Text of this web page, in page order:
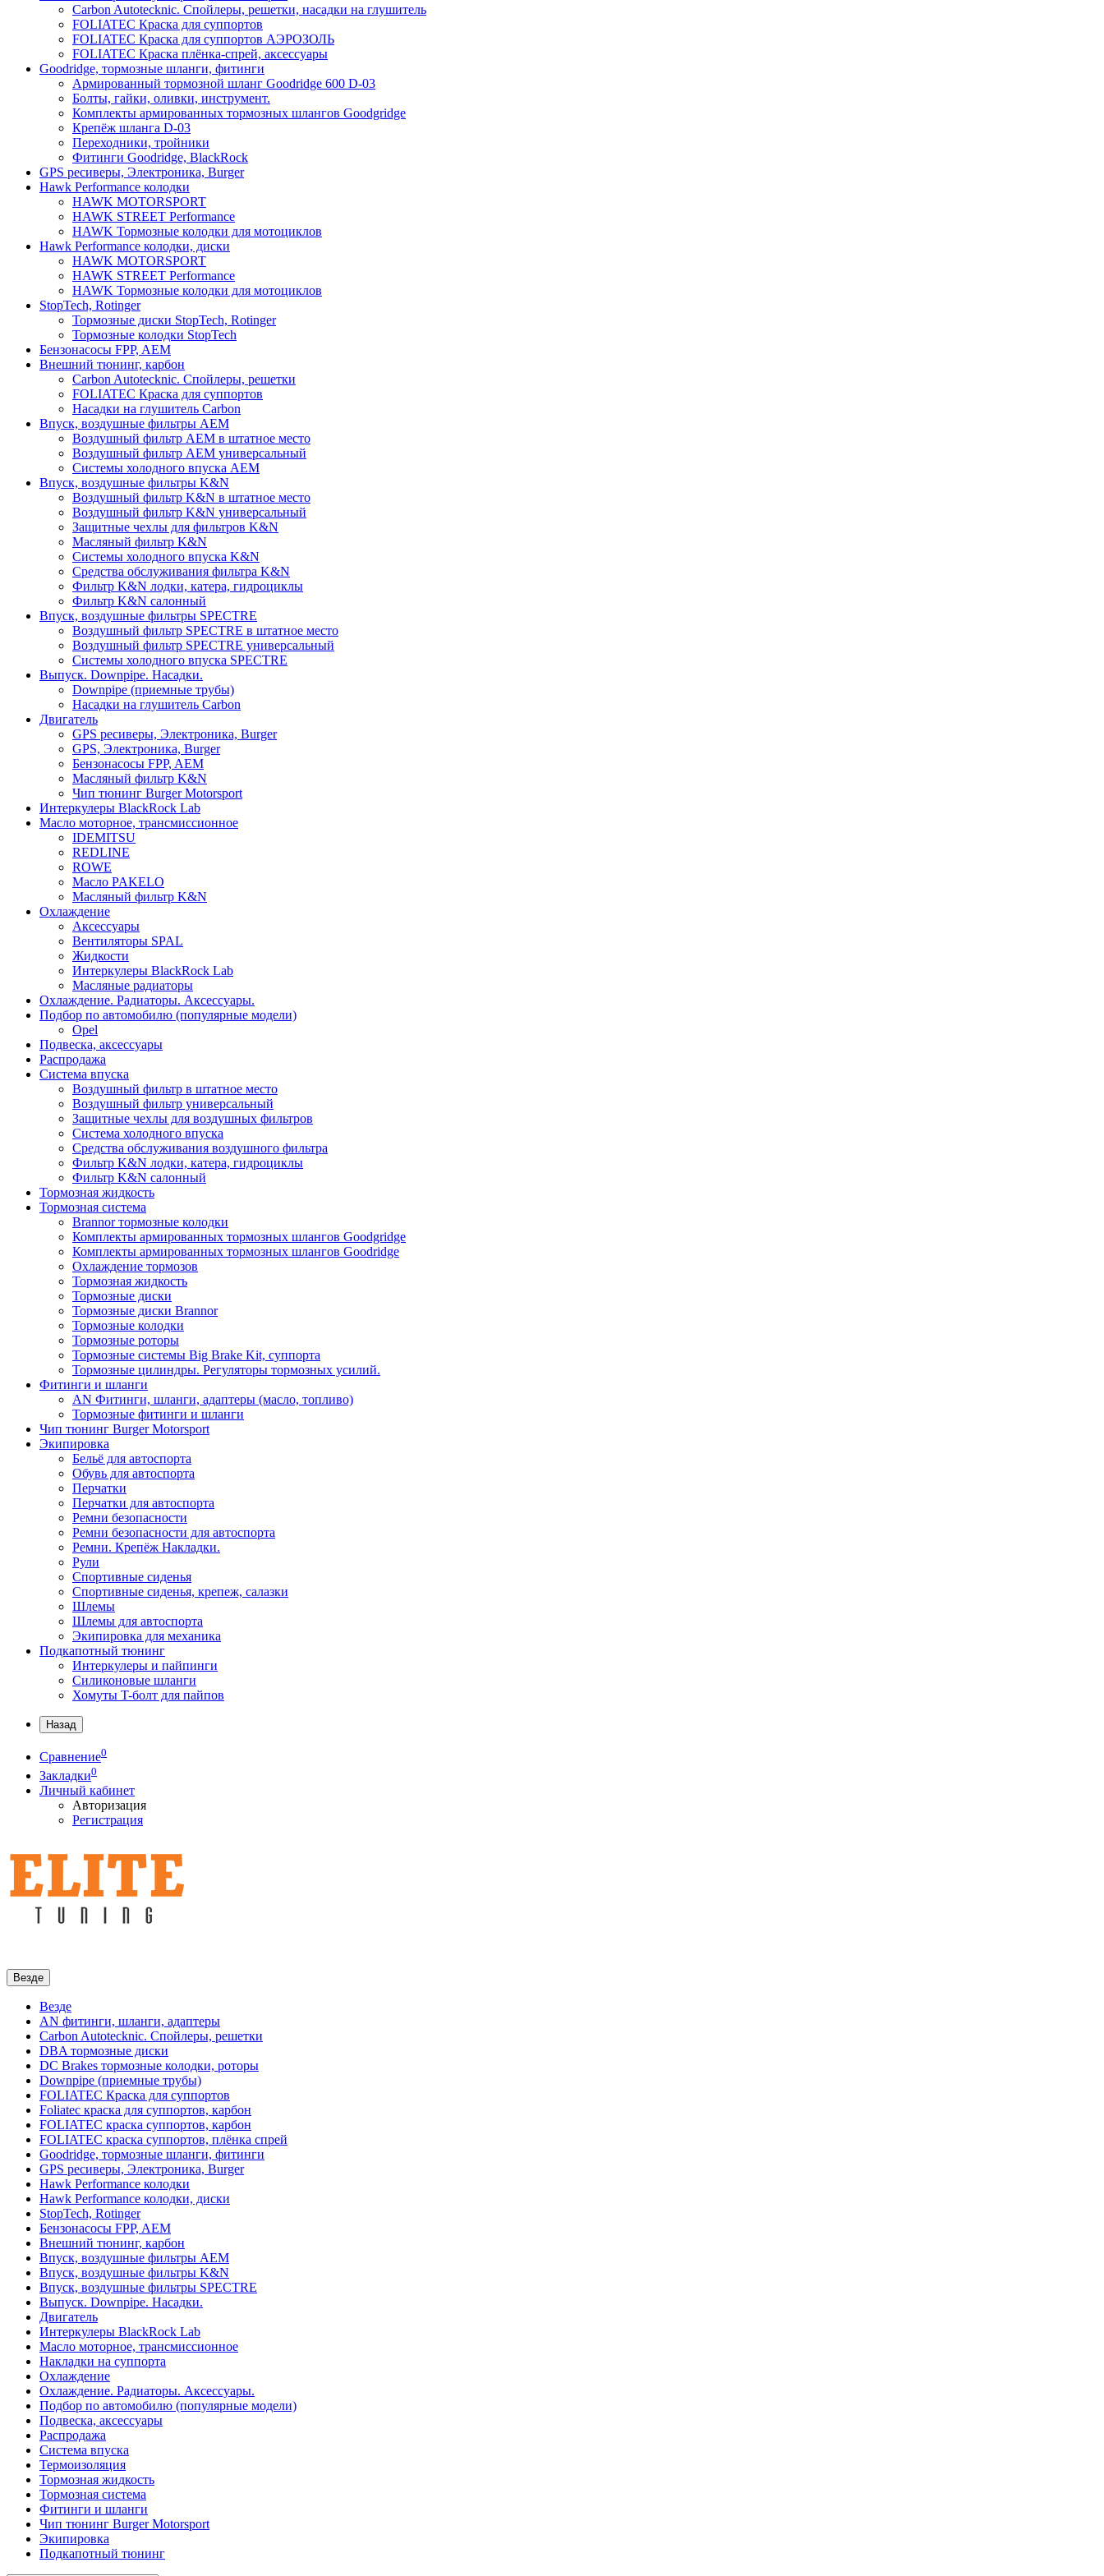
Carbon Autotecknic. Спойлеры, решетки, насадки на глушитель
FOLIATEC Краска для суппортов
FOLIATEC Краска для суппортов АЭРОЗОЛЬ
FOLIATEC Краска плёнка-спрей, аксессуары
Goodridge, тормозные шланги, фитинги
Армированный тормозной шланг Goodridge 600 D-03
Болты, гайки, оливки, инструмент.
Комплекты армированных тормозных шлангов Goodgridge
Крепёж шланга D-03
Переходники, тройники
Фитинги Goodridge, BlackRock
GPS ресиверы, Электроника, Burger
Hawk Performance колодки
HAWK MOTORSPORT
HAWK STREET Performance
HAWK Тормозные колодки для мотоциклов
Hawk Performance колодки, диски
HAWK MOTORSPORT
HAWK STREET Performance
HAWK Тормозные колодки для мотоциклов
StopTech, Rotinger
Тормозные диски StopTech, Rotinger
Тормозные колодки StopTech
Бензонасосы FPP, AEM
Внешний тюнинг, карбон
Carbon Autotecknic. Спойлеры, решетки
FOLIATEC Краска для суппортов
Насадки на глушитель Carbon
Впуск, воздушные фильтры AEM
Воздушный фильтр AEM в штатное место
Воздушный фильтр AEM универсальный
Системы холодного впуска AEM
Впуск, воздушные фильтры K&N
Воздушный фильтр K&N в штатное место
Воздушный фильтр K&N универсальный
Защитные чехлы для фильтров K&N
Масляный фильтр K&N
Системы холодного впуска K&N
Средства обслуживания фильтра K&N
Фильтр K&N лодки, катера, гидроциклы
Фильтр K&N салонный
Впуск, воздушные фильтры SPECTRE
Воздушный фильтр SPECTRE в штатное место
Воздушный фильтр SPECTRE универсальный
Системы холодного впуска SPECTRE
Выпуск. Downpipe. Насадки.
Downpipe (приемные трубы)
Насадки на глушитель Carbon
Двигатель
GPS ресиверы, Электроника, Burger
GPS, Электроника, Burger
Бензонасосы FPP, AEM
Масляный фильтр K&N
Чип тюнинг Burger Motorsport
Интеркулеры BlackRock Lab
Масло моторное, трансмиссионное
IDEMITSU
REDLINE
ROWE
Масло PAKELO
Масляный фильтр K&N
Охлаждение
Аксессуары
Вентиляторы SPAL
Жидкости
Интеркулеры BlackRock Lab
Масляные радиаторы
Охлаждение. Радиаторы. Аксессуары.
Подбор по автомобилю (популярные модели)
Opel
Подвеска, аксессуары
Распродажа
Система впуска
Воздушный фильтр в штатное место
Воздушный фильтр универсальный
Защитные чехлы для воздушных фильтров
Система холодного впуска
Средства обслуживания воздушного фильтра
Фильтр K&N лодки, катера, гидроциклы
Фильтр K&N салонный
Тормозная жидкость
Тормозная система
Brannor тормозные колодки
Комплекты армированных тормозных шлангов Goodgridge
Комплекты армированных тормозных шлангов Goodridge
Охлаждение тормозов
Тормозная жидкость
Тормозные диски
Тормозные диски Brannor
Тормозные колодки
Тормозные роторы
Тормозные системы Big Brake Kit, суппорта
Тормозные цилиндры. Регуляторы тормозных усилий.
Фитинги и шланги
AN Фитинги, шланги, адаптеры (масло, топливо)
Тормозные фитинги и шланги
Чип тюнинг Burger Motorsport
Экипировка
Бельё для автоспорта
Обувь для автоспорта
Перчатки
Перчатки для автоспорта
Ремни безопасности
Ремни безопасности для автоспорта
Ремни. Крепёж Накладки.
Рули
Спортивные сиденья
Спортивные сиденья, крепеж, салазки
Шлемы
Шлемы для автоспорта
Экипировка для механика
Подкапотный тюнинг
Интеркулеры и пайпинги
Силиконовые шланги
Хомуты T-болт для пайпов
Назад
Сравнение0
Закладки0
Личный кабинет
Авторизация
Регистрация
Везде
Везде
AN фитинги, шланги, адаптеры
Carbon Autotecknic. Спойлеры, решетки
DBA тормозные диски
DC Brakes тормозные колодки, роторы
Downpipe (приемные трубы)
FOLIATEC Краска для суппортов
Foliatec краска для суппортов, карбон
FOLIATEC краска суппортов, карбон
FOLIATEC краска суппортов, плёнка спрей
Goodridge, тормозные шланги, фитинги
GPS ресиверы, Электроника, Burger
Hawk Performance колодки
Hawk Performance колодки, диски
StopTech, Rotinger
Бензонасосы FPP, AEM
Внешний тюнинг, карбон
Впуск, воздушные фильтры AEM
Впуск, воздушные фильтры K&N
Впуск, воздушные фильтры SPECTRE
Выпуск. Downpipe. Насадки.
Двигатель
Интеркулеры BlackRock Lab
Масло моторное, трансмиссионное
Накладки на суппорта
Охлаждение
Охлаждение. Радиаторы. Аксессуары.
Подбор по автомобилю (популярные модели)
Подвеска, аксессуары
Распродажа
Система впуска
Термоизоляция
Тормозная жидкость
Тормозная система
Фитинги и шланги
Чип тюнинг Burger Motorsport
Экипировка
Подкапотный тюнинг